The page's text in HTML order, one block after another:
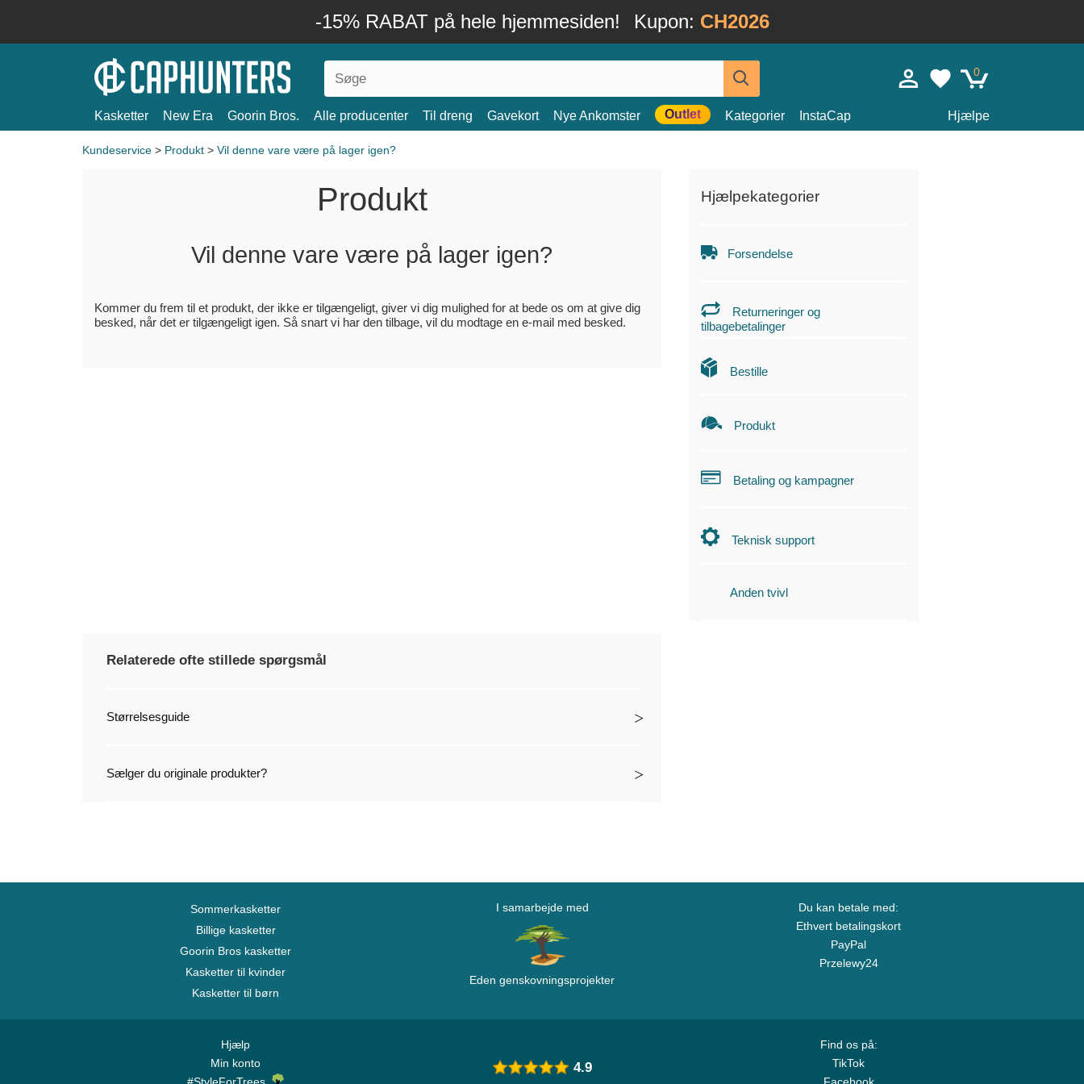
-15% RABAT på hele hjemmesiden! Kupon: CH2026
0
Kasketter New Era Goorin Bros. Alle producenter Til dreng Gavekort Nye Ankomster Outlet Kategorier InstaCap Hjælpe
Kundeservice > Produkt > Vil denne vare være på lager igen?
Produkt
Vil denne vare være på lager igen?
Kommer du frem til et produkt, der ikke er tilgængeligt, giver vi dig mulighed for at bede os om at give dig
besked, når det er tilgængeligt igen. Så snart vi har den tilbage, vil du modtage en e-mail med besked.
Hjælpekategorier
Forsendelse
Returneringer og
tilbagebetalinger
Bestille
Produkt
Betaling og kampagner
Teknisk support
Anden tvivl
Relaterede ofte stillede spørgsmål
Størrelsesguide
Sælger du originale produkter?
Sommerkasketter
Billige kasketter
Goorin Bros kasketter
Kasketter til kvinder
Kasketter til børn
I samarbejde med
Eden genskovningsprojekter
Du kan betale med:
Ethvert betalingskort
PayPal
Przelewy24
Hjælp
Min konto
Find os på:
TikTok
4.9